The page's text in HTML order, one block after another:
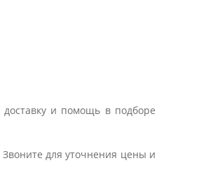
и помощь в подборе
для уточнения цены и